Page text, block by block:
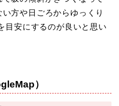
方や日ごろからゆっくり
目安にするのが良いと思い
）